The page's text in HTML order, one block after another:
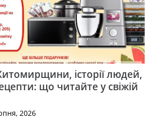
історії людей,
що читайте у свіжій
2026